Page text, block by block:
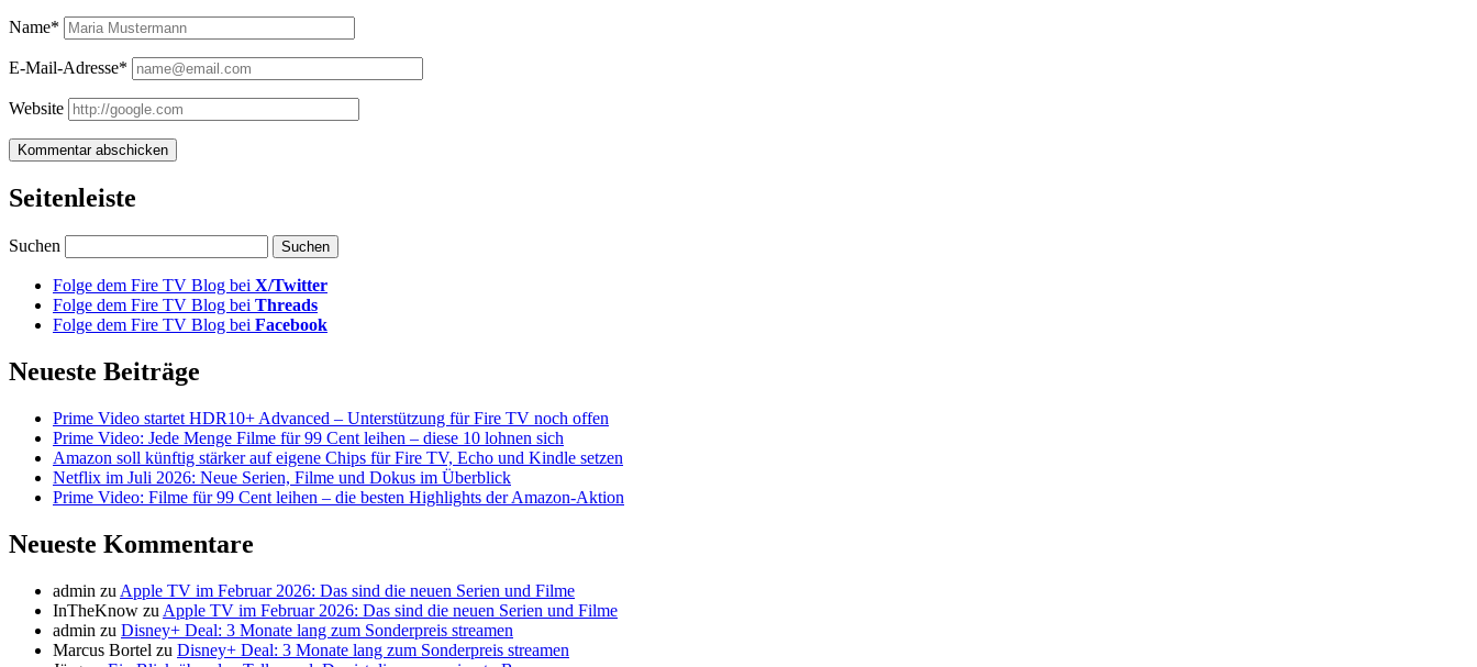
Name*
E-Mail-Adresse*
Website
Seitenleiste
Suchen
Folge dem Fire TV Blog bei X/Twitter
Folge dem Fire TV Blog bei Threads
Folge dem Fire TV Blog bei Facebook
Neueste Beiträge
Prime Video startet HDR10+ Advanced – Unterstützung für Fire TV noch offen
Prime Video: Jede Menge Filme für 99 Cent leihen – diese 10 lohnen sich
Amazon soll künftig stärker auf eigene Chips für Fire TV, Echo und Kindle setzen
Netflix im Juli 2026: Neue Serien, Filme und Dokus im Überblick
Prime Video: Filme für 99 Cent leihen – die besten Highlights der Amazon-Aktion
Neueste Kommentare
admin zu Apple TV im Februar 2026: Das sind die neuen Serien und Filme
InTheKnow zu Apple TV im Februar 2026: Das sind die neuen Serien und Filme
admin zu Disney+ Deal: 3 Monate lang zum Sonderpreis streamen
Marcus Bortel zu Disney+ Deal: 3 Monate lang zum Sonderpreis streamen